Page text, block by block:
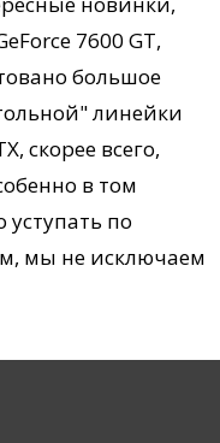
7600 GT,
большое
линейки
скорее всего,
в том
уступать по
мы не исключаем